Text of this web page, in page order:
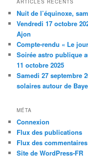
Nuit de l’équinoxe,
Vendredi 17 octobre
Ajon
Compte-rendu « Le
Soirée astro publique
11 octobre 2025
Samedi 27 septembre
solaires autour de
MÉTA
Connexion
Flux des publications
Flux des commentaires
Site de WordPress-FR